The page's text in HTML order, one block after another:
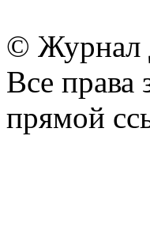
© Журнал
Все права
прямой